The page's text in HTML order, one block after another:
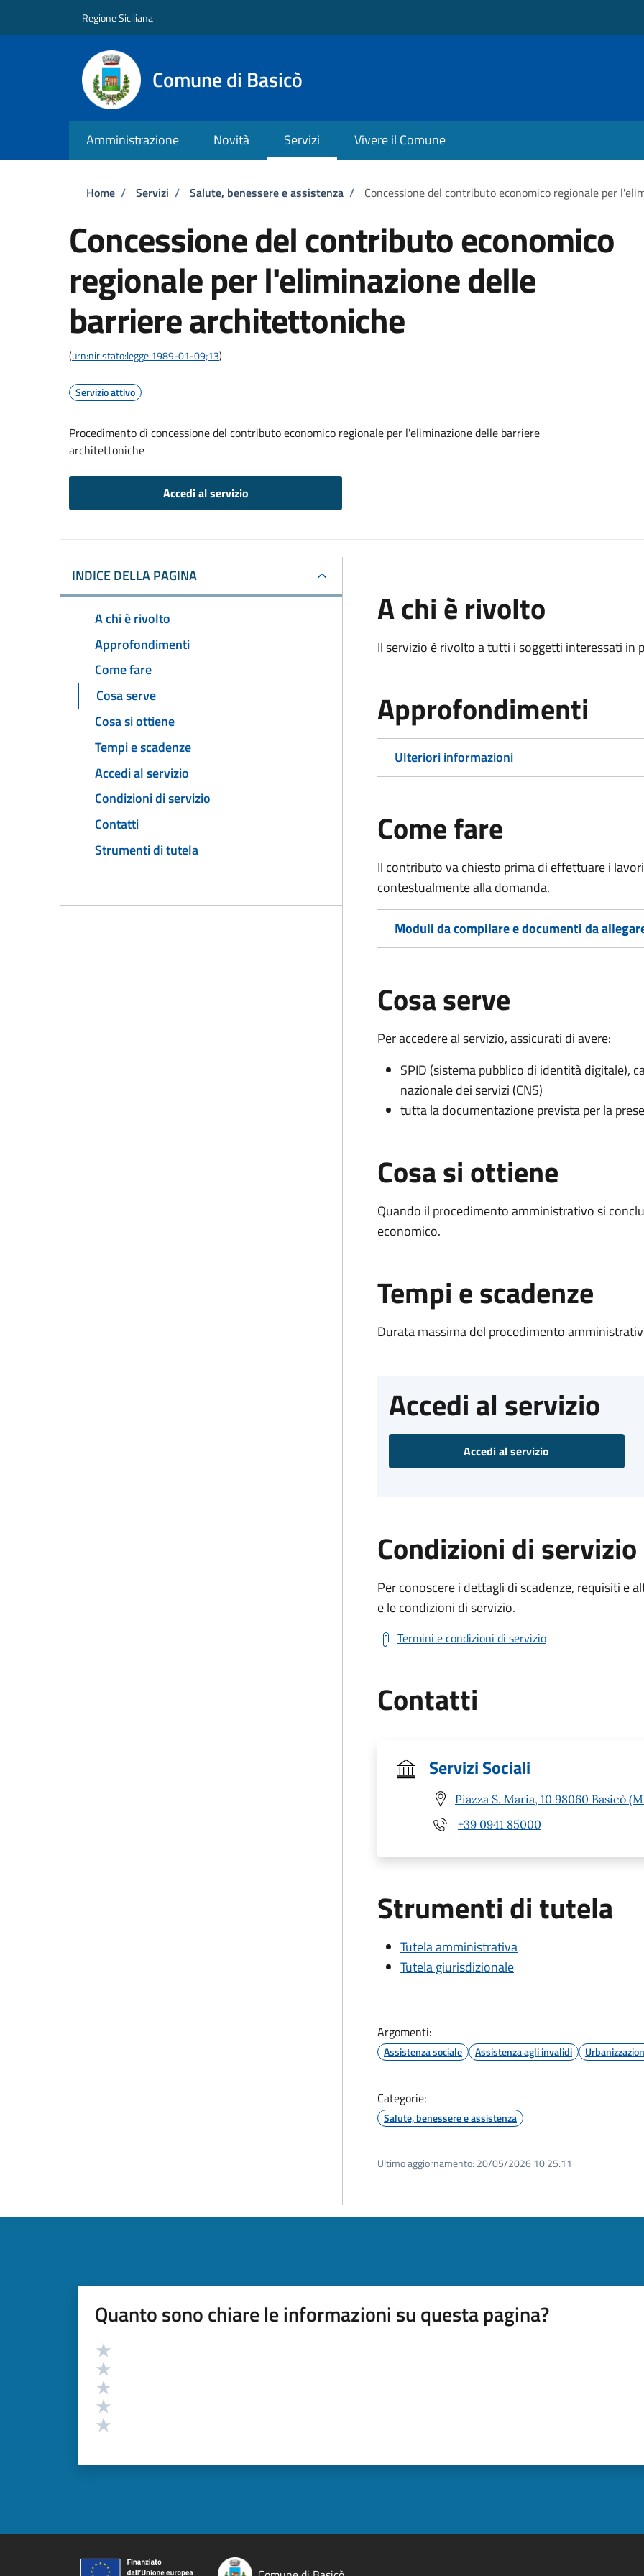
Regione Siciliana
Comune di Basicò
Amministrazione Novità Servizi Vivere il Comune
Briciole di pane
Home / Servizi / Salute, benessere e assistenza / Concessione del contributo economico regionale per
Concessione del contributo economico
regionale per l'eliminazione delle
barriere architettoniche
(urn:nir:stato:legge:1989-01-09;13)
Servizio attivo
Procedimento di concessione del contributo economico regionale per l'eliminazione delle barriere
architettoniche
Accedi al servizio
INDICE DELLA PAGINA
A chi è rivolto
Approfondimenti
Come fare
Cosa serve
Cosa si ottiene
Tempi e scadenze
Accedi al servizio
Condizioni di servizio
Contatti
Strumenti di tutela
A chi è rivolto
Il servizio è rivolto a tutti i soggetti interessati in
Approfondimenti
Ulteriori informazioni
Come fare
Il contributo va chiesto prima di effettuare i
contestualmente alla domanda.
Moduli da compilare e documenti da
Cosa serve
Per accedere al servizio, assicurati di avere:
SPID (sistema pubblico di identità digitale),
nazionale dei servizi (CNS)
tutta la documentazione prevista per la
Cosa si ottiene
Quando il procedimento amministrativo si
economico.
Tempi e scadenze
Durata massima del procedimento
Accedi al servizio
Accedi al servizio
Condizioni di servizio
Per conoscere i dettagli di scadenze, requisiti e
e le condizioni di servizio.
Termini e condizioni di servizio
Contatti
Servizi Sociali
Piazza S. Maria, 10 98060 Basicò
+39 0941 85000
Strumenti di tutela
Tutela amministrativa
Tutela giurisdizionale
Argomenti:
Assistenza sociale Assistenza agli invalidi
Categorie:
Salute, benessere e assistenza
Ultimo aggiornamento: 20/05/2026 10:25.11
Quanto sono chiare le informazioni su questa pagina?
Valutazione